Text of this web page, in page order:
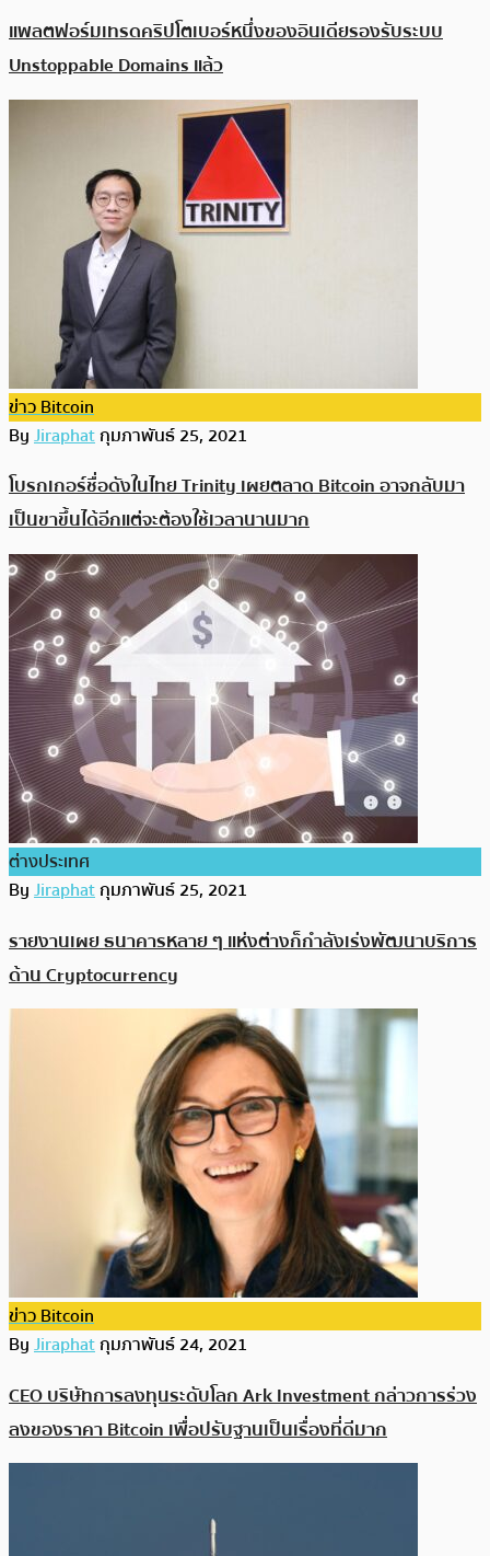
แพลตฟอร์มเทรดคริปโตเบอร์หนึ่งของอินเดียรองรับระบบ
Unstoppable Domains แล้ว
ข่าว Bitcoin
ByJiraphatกุมภาพันธ์ 25, 2021
โบรกเกอร์ชื่อดังในไทย Trinity เผยตลาด Bitcoin อาจกลับมา
เป็นขาขึ้นได้อีกแต่จะต้องใช้เวลานานมาก
ต่างประเทศ
ByJiraphatกุมภาพันธ์ 25, 2021
รายงานเผย ธนาคารหลาย ๆ แห่งต่างก็กำลังเร่งพัฒนาบริการ
ด้าน Cryptocurrency
ข่าว Bitcoin
ByJiraphatกุมภาพันธ์ 24, 2021
CEO บริษัทการลงทุนระดับโลก Ark Investment กล่าวการร่วง
ลงของราคา Bitcoin เพื่อปรับฐานเป็นเรื่องที่ดีมาก